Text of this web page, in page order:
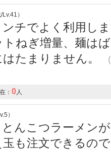
）
チでよく利用し
ねぎ増量、麺は
たまりません。
： 0人
）
んこつラーメン
も注文できるの